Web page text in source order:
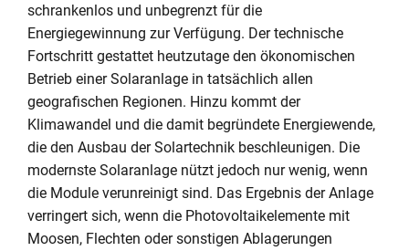
schrankenlos und unbegrenzt für die
Energiegewinnung zur Verfügung. Der technische
Fortschritt gestattet heutzutage den ökonomischen
Betrieb einer Solaranlage in tatsächlich allen
geografischen Regionen. Hinzu kommt der
Klimawandel und die damit begründete Energiewende,
die den Ausbau der Solartechnik beschleunigen. Die
modernste Solaranlage nützt jedoch nur wenig, wenn
die Module verunreinigt sind. Das Ergebnis der Anlage
verringert sich, wenn die Photovoltaikelemente mit
Moosen, Flechten oder sonstigen Ablagerungen